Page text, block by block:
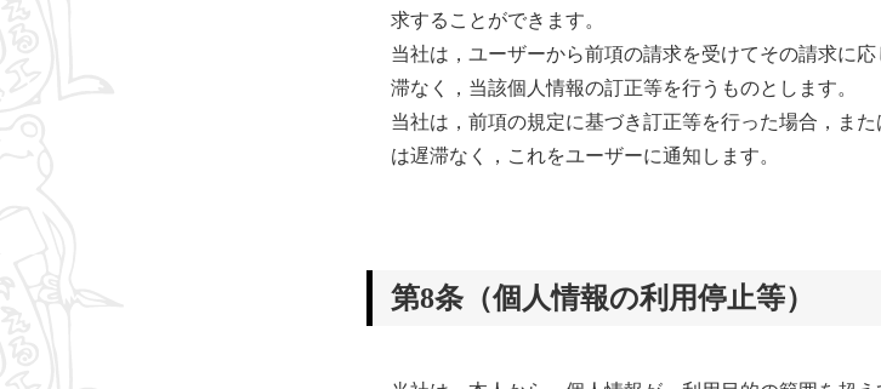
求することができます。
当社は，ユーザーから前項の請求を受けてその請求に
滞なく，当該個人情報の訂正等を行うものとします。
当社は，前項の規定に基づき訂正等を行った場合，ま
は遅滞なく，これをユーザーに通知します。
第8条（個人情報の利用停止等）